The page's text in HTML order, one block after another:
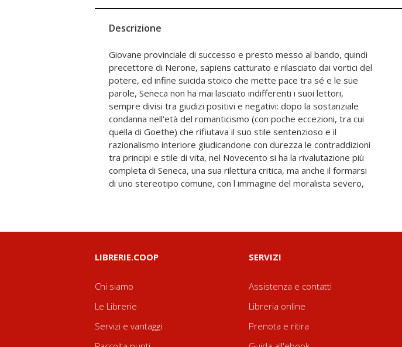
Descrizione
Giovane provinciale di successo e presto messo al bando, quindi
precettore di Nerone, sapiens catturato e rilasciato dai vortici del
potere, ed infine suicida stoico che mette pace tra sé e le sue
parole, Seneca non ha mai lasciato indifferenti i suoi lettori,
sempre divisi tra giudizi positivi e negativi: dopo la sostanziale
condanna nell'età del romanticismo (con poche eccezioni, tra cui
quella di Goethe) che rifiutava il suo stile sentenzioso e il
razionalismo interiore giudicandone con durezza le contraddizioni
tra principi e stile di vita, nel Novecento si ha la rivalutazione più
completa di Seneca, una sua rilettura critica, ma anche il formarsi
di uno stereotipo comune, con l immagine del moralista severo,
dell'autore di massime, del saggio sfortunato, del politico ambiguo
e tragico. Seneca nel Novecento delinea le vie privilegiate della
fortuna nel XX secolo del cordovese, il cui messaggio morale
viene ora contaminato con l'etica cristiana e con l esistenzialismo,
ora semplicemente antologizzato o citato per singole sententiae,
mentre il teatro torna ad essere rappresentato o adattato, e
ripreso anche nella letteratura grottesca contemporanea. Non
viene poi trascurato il Seneca personaggio, nei romanzi e nei
drammi storici di ambiente neroniano, nel cinema, nei detti
LIBRERIE.COOP
Chi siamo
Le Librerie
Servizi e vantaggi
SERVIZI
Assistenza e contatti
Libreria online
Prenota e ritira